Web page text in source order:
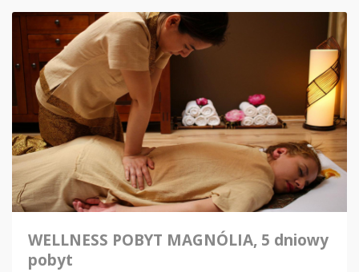
WELLNESS POBYT MAGNÓLIA, 5 dniowy
pobyt